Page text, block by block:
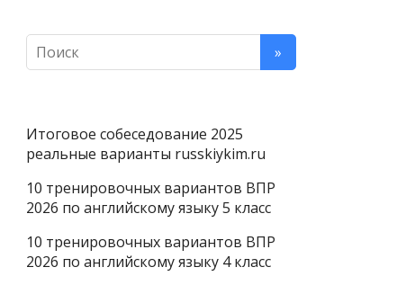
Итоговое собеседование 2025
реальные варианты russkiykim.ru
10 тренировочных вариантов ВПР
2026 по английскому языку 5 класс
10 тренировочных вариантов ВПР
2026 по английскому языку 4 класс